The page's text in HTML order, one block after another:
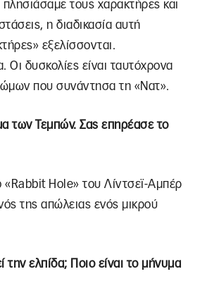
τους χαρακτήρες και
η διαδικασία αυτή
εξελίσσονται.
Οι δυσκολίες είναι ταυτόχρονα
που συνάντησα τη «Νατ».
των Τεμπών. Σας επηρέασε το
Hole» του Λίντσεϊ-Αμπέρ
της απώλειας ενός μικρού
ελπίδα; Ποιο είναι το μήνυμα